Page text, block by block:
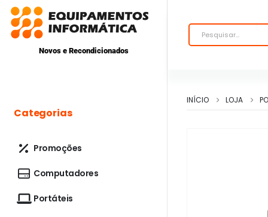
Novos e Recondicionados
INÍCIO LOJA
Categorias
Promoções
Computadores
Portáteis